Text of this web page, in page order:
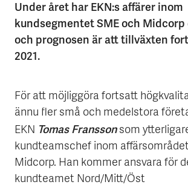
Under året har EKN:s affärer inom
kundsegmentet SME och
och prognosen är att tillväxten
2021.
För att möjliggöra fortsatt
ännu fler små och medelstora
EKN Tomas Franssonsom
kundteamschef inom
Midcorp. Han kommer ansvara för
kundteamet Nord/Mitt/Öst